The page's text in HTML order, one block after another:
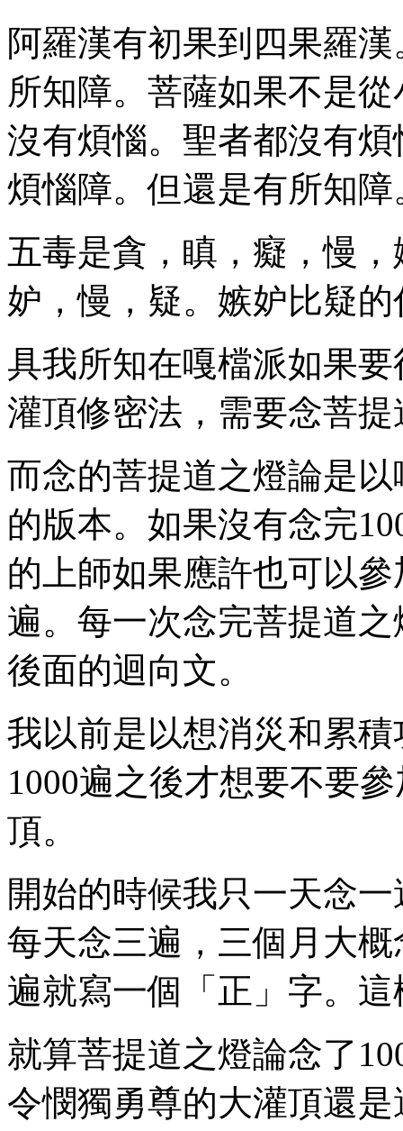
阿羅漢有初果到四果羅
所知障。菩薩如果不是
沒有煩惱。聖者都沒有
煩惱障。但還是有所知
五毒是貪，瞋，癡，慢
妒，慢，疑。嫉妒比疑
具我所知在嘎檔派如果
灌頂修密法，需要念菩
而念的菩提道之燈論是
的版本。如果沒有念完
的上師如果應許也可以
遍。每一次念完菩提道
後面的迴向文。
我以前是以想消災和累
1000遍之後才想要不要
頂。
開始的時候我只一天念
每天念三遍，三個月大
遍就寫一個「正」字。
就算菩提道之燈論念了
令憫獨勇尊的大灌頂還